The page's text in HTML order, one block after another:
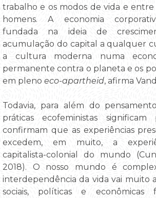
trabalho e os modos de vida e
homens. A economia
fundada na ideia de
acumulação do capital a qualquer
a cultura moderna numa
permanente contra o planeta e os
em pleno eco-apartheid, afirma
Todavia, para além do
práticas ecofeministas significam
confirmam que as experiências
excedem, em muito, a
capitalista-colonial do mundo
2018). O nosso mundo é
interdependência da vida vai muito
sociais, políticas e econômicas